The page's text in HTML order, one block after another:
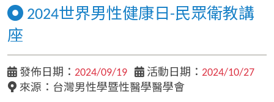
2024世界男性健康日-民眾衛教講
座
發佈日期： 2024/09/19 活動日期： 2024/10/27
來源：台灣男性學暨性醫學醫學會